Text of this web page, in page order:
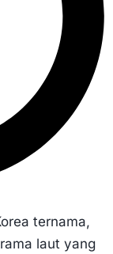
ternama,
laut yang